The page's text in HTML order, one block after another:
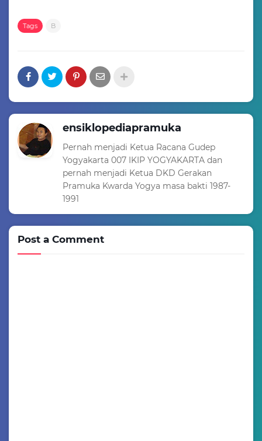
Tags B
ensiklopediapramuka
Pernah menjadi Ketua Racana Gudep
Yogyakarta 007 IKIP YOGYAKARTA dan
pernah menjadi Ketua DKD Gerakan
Pramuka Kwarda Yogya masa bakti 1987-
1991
Post a Comment